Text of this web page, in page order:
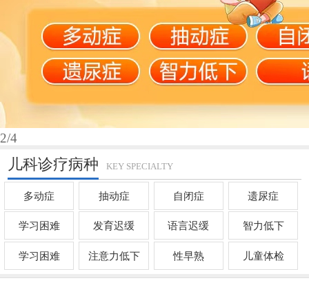
3/4
儿科诊疗病种 KEY SPECIALTY
多动症 抽动症 自闭症 遗尿症
学习困难 发育迟缓 语言迟缓 智力低下
学习困难 注意力低下 性早熟 儿童体检